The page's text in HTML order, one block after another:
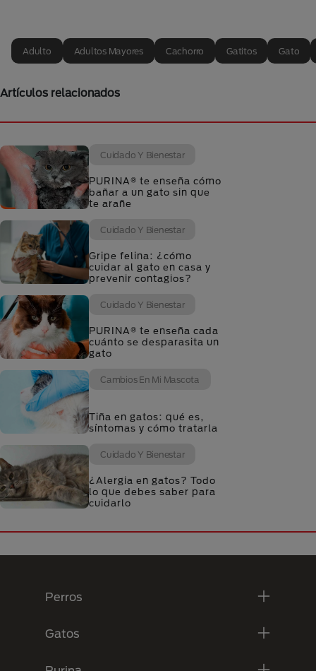
Adulto Adultos Mayores Cachorro Gatitos Gato
Artículos relacionados
Cuidado Y Bienestar
PURINA® te enseña cómo
bañar a un gato sin que
te arañe
Cuidado Y Bienestar
Gripe felina: ¿cómo
cuidar al gato en casa y
prevenir contagios?
Cuidado Y Bienestar
PURINA® te enseña cada
cuánto se desparasita un
gato
Cambios En Mi Mascota
Tiña en gatos: qué es,
síntomas y cómo tratarla
Cuidado Y Bienestar
¿Alergia en gatos? Todo
lo que debes saber para
cuidarlo
Perros
Gatos